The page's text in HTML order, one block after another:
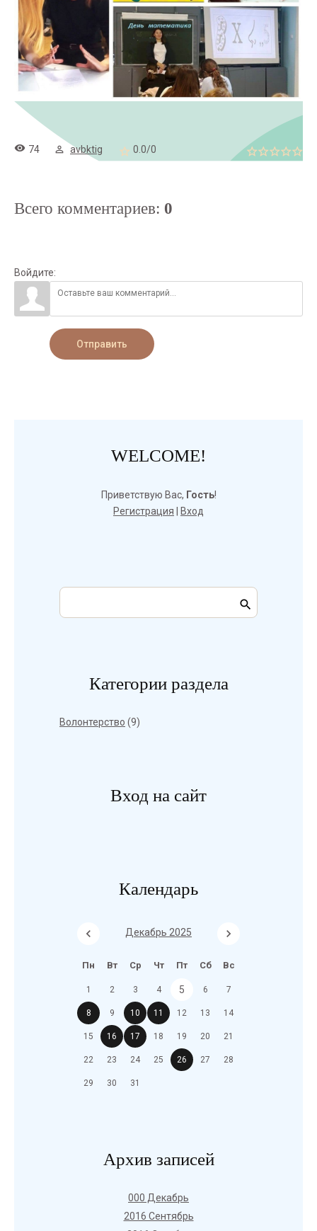
74 avbktig 0.0/0
Всего комментариев: 0
Войдите:
Отправить
WELCOME!
Приветствую Вас, Гость!
Регистрация
Вход
Категории раздела
Волонтерство (9)
Вход на сайт
Календарь
Декабрь 2025
Пн Вт Ср Чт Пт Сб Вс
1 2 3 4 5 6 7
8 9 10 11 12 13 14
15 16 17 18 19 20 21
22 23 24 25 26 27 28
29 30 31
Архив записей
000 Декабрь
2016 Сентябрь